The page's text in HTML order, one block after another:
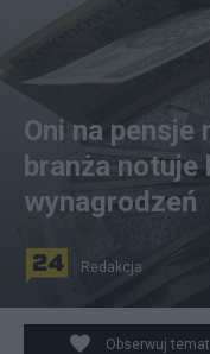
fot. Salon24.pl
Oni na pensje
branża
wynagrodzeń
Redakcja
Obserwuj temat